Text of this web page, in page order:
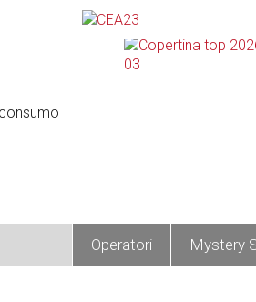
Operatori Mystery